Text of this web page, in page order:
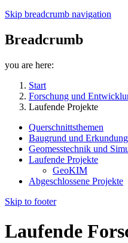
Skip breadcrumb navigation
Breadcrumb
you are here:
Start
Forschung und
Laufende Projekte
Querschnittsthemen
Baugrund und Erkundung
Geomesstechnik und
Laufende Projekte
GeoKIM
Abgeschlossene Projekte
Skip to footer
Laufende